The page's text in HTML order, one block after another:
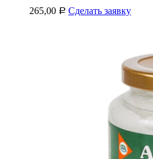
265,00 Р Сделать заявку